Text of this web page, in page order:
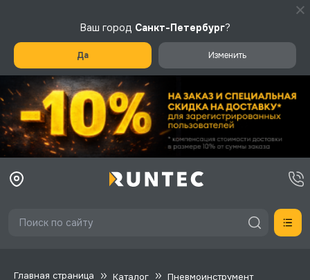
Ваш город Санкт-Петербург?
Да Изменить
Главная страница Каталог
Пневмоинструмент